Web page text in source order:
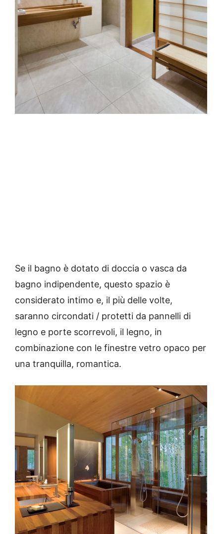
Se il bagno è dotato di doccia o vasca da
bagno indipendente, questo spazio è
considerato intimo e, il più delle volte,
saranno circondati / protetti da pannelli di
legno e porte scorrevoli, il legno, in
combinazione con le finestre vetro opaco per
una tranquilla, romantica.